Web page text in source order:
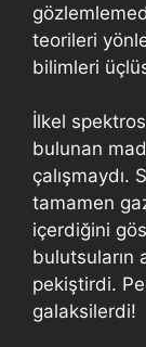
teorileri
bilimleri
İlkel
bulunan
çalışmaydı.
tamamen
içerdiğini
bulutsuların
pekiştirdi.
galaksilerdi!